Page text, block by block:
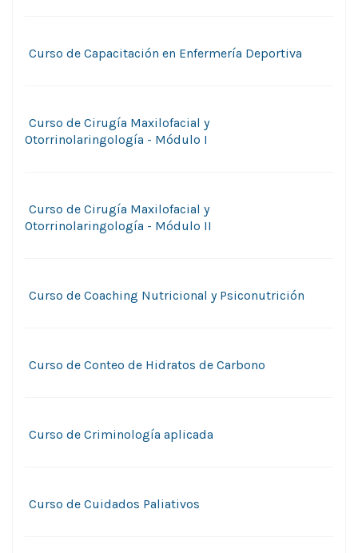
Curso de Capacitación en Enfermería Deportiva
Curso de Cirugía Maxilofacial y
Otorrinolaringología - Módulo I
Curso de Cirugía Maxilofacial y
Otorrinolaringología - Módulo II
Curso de Coaching Nutricional y Psiconutrición
Curso de Conteo de Hidratos de Carbono
Curso de Criminologí­a aplicada
Curso de Cuidados Paliativos